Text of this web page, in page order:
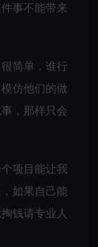
事不能带来
简单，谁行
仿他们的做
，那样只会
项目能让我
如果自己能
钱请专业人